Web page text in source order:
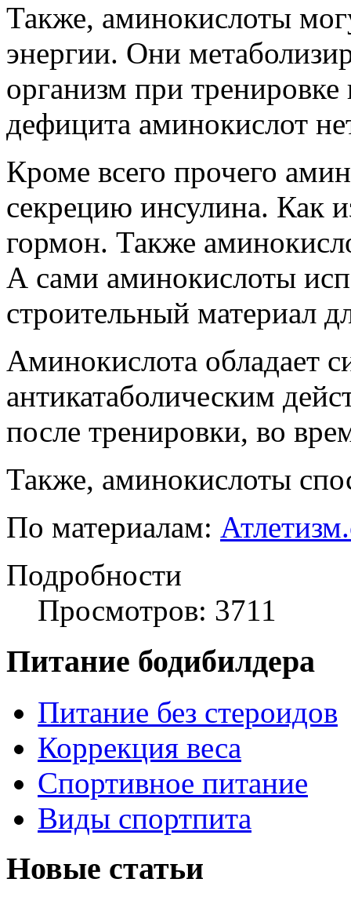
Также, аминокислоты
энергии. Они
организм при
дефицита аминокислот
Кроме всего прочего
секрецию инсулина. Как
гормон. Также
А сами аминокислоты
строительный материал
Аминокислота обладает
антикатаболическим
после тренировки, во
Также, аминокислоты
По материалам:
Подробности
Просмотров: 3711
Питание бодибилдера
Питание без стероидов
Коррекция веса
Спортивное питание
Виды спортпита
Новые статьи